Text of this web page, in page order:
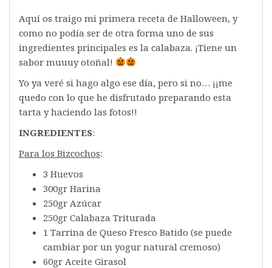
Aquí os traigo mi primera receta de Halloween, y
como no podía ser de otra forma uno de sus
ingredientes principales es la calabaza. ¡Tiene un
sabor muuuy otoñal!
Yo ya veré si hago algo ese día, pero si no… ¡¡me
quedo con lo que he disfrutado preparando esta
tarta y haciendo las fotos!!
INGREDIENTES:
Para los Bizcochos:
3 Huevos
300gr Harina
250gr Azúcar
250gr Calabaza Triturada
1 Tarrina de Queso Fresco Batido (se puede
cambiar por un yogur natural cremoso)
60gr Aceite Girasol